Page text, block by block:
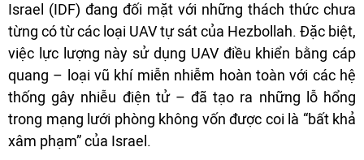
Israel (IDF) đang đối mặt với những thách thức chưa
từng có từ các loại UAV tự sát của Hezbollah. Đặc biệt,
việc lực lượng này sử dụng UAV điều khiển bằng cáp
quang – loại vũ khí miễn nhiễm hoàn toàn với các hệ
thống gây nhiễu điện tử – đã tạo ra những lỗ hổng
trong mạng lưới phòng không vốn được coi là “bất khả
xâm phạm” của Israel.